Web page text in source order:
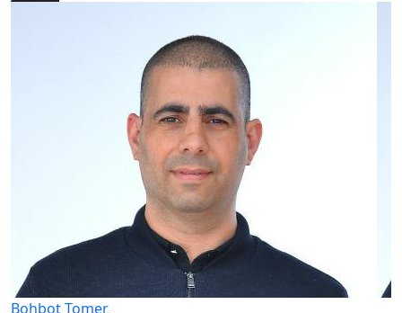
Bohbot Tomer